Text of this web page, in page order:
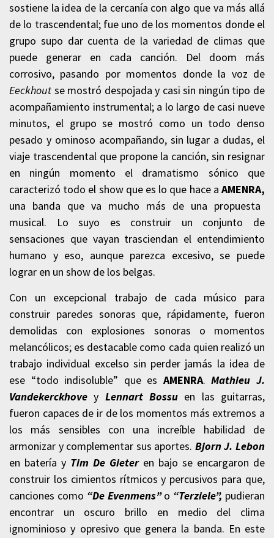
sostiene la idea de la cercanía con algo que va más allá
de lo trascendental; fue uno de los momentos donde el
grupo supo dar cuenta de la variedad de climas que
puede generar en cada canción. Del doom más
corrosivo, pasando por momentos donde la voz de
Eeckhout se mostró despojada y casi sin ningún tipo de
acompañamiento instrumental; a lo largo de casi nueve
minutos, el grupo se mostró como un todo denso
pesado y ominoso acompañando, sin lugar a dudas, el
viaje trascendental que propone la canción, sin resignar
en ningún momento el dramatismo sónico que
caracterizó todo el show que es lo que hace a AMENRA,
una banda que va mucho más de una propuesta
musical. Lo suyo es construir un conjunto de
sensaciones que vayan trasciendan el entendimiento
humano y eso, aunque parezca excesivo, se puede
lograr en un show de los belgas.
Con un excepcional trabajo de cada músico para
construir paredes sonoras que, rápidamente, fueron
demolidas con explosiones sonoras o momentos
melancólicos; es destacable como cada quien realizó un
trabajo individual excelso sin perder jamás la idea de
ese “todo indisoluble” que es AMENRA.Mathieu J.
Vandekerckhovey Lennart Bossu en las guitarras,
fueron capaces de ir de los momentos más extremos a
los más sensibles con una increíble habilidad de
armonizar y complementar sus aportes. Bjorn J. Lebon
en batería y Tim De Gieteren bajo se encargaron de
construir los cimientos rítmicos y percusivos para que,
canciones como “De Evenmens” o “Terziele”, pudieran
encontrar un oscuro brillo en medio del clima
ignominioso y opresivo que genera la banda. En este